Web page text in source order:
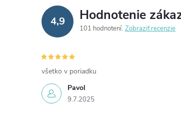
4,9 Hodnotenie
101 hodnotení Zobraziť recenzie
Pavol
9.7.2025
všetko v poriadku